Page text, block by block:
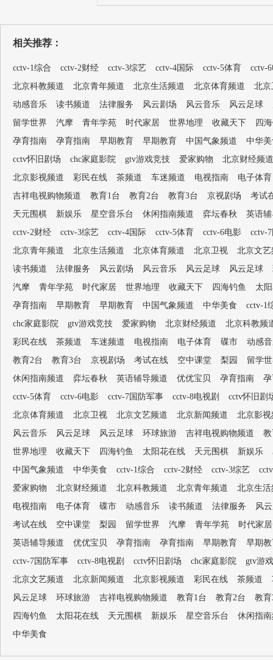
相关推荐：
cctv-1综合 cctv-2财经 cctv-3综艺 cctv-4国际 cctv-5体育
cctv-
北京科教频道
北京青年频道 北京生活频道 北京体育频道
北京
动感音乐
读书频道 法律服务 风云剧场 风云音乐 风云足球
留学世界
汽摩 青年学苑 时代家居 世界地理 收藏天下
四
孕育指南
孕育指南 早期教育 早期教育 中国气象频道
中华
cctv怀旧剧场
chc家庭影院 gtv游戏竞技 爱家购物
北京财经频道
北京影视频道
彩民在线 茶频道 车迷频道 电视指南
电子体育
吉祥电视购物频道
教育1台 教育2台 教育3台 京视剧场
考试
天元围棋
新娱乐 星空音乐台 休闲指南频道 弈坛春秋
英语
cctv-2财经
cctv-3综艺 cctv-4国际 cctv-5体育 cctv-6电影
cctv-
北京青年频道
北京生活频道 北京体育频道 北京卫视
北京文艺
读书频道
法律服务 风云剧场 风云音乐 风云足球 风云足球
汽摩
青年学苑 时代家居 世界地理 收藏天下 四海钓鱼
太
孕育指南
早期教育 早期教育 中国气象频道 中华美食
cctv-1
chc家庭影院
gtv游戏竞技 爱家购物 北京财经频道
北京科教频
彩民在线
茶频道 车迷频道 电视指南 电子体育 碟市
动感
教育2台
教育3台 京视剧场 考试在线 空中课堂 梨园
留学
休闲指南频道
弈坛春秋 英语辅导频道 优优宝贝 孕育指南
cctv-5体育
cctv-6电影 cctv-7国防军事 cctv-8电视剧
cctv怀旧剧
北京体育频道
北京卫视 北京文艺频道 北京新闻频道
北京影视
风云音乐
风云足球 风云足球 环球旅游 吉祥电视购物频道
世界地理
收藏天下 四海钓鱼 太阳花在线 天元围棋 新娱乐
中国气象频道
中华美食 cctv-1综合 cctv-2财经 cctv-3综艺
爱家购物
北京财经频道 北京科教频道 北京青年频道
北京生活
电视指南
电子体育 碟市 动感音乐 读书频道 法律服务
风
考试在线
空中课堂 梨园 留学世界 汽摩 青年学苑
时代家居
英语辅导频道
优优宝贝 孕育指南 孕育指南 早期教育
早期
cctv-7国防军事
cctv-8电视剧 cctv怀旧剧场 chc家庭影院
gtv游
北京文艺频道
北京新闻频道 北京影视频道 彩民在线 茶频道
风云足球
环球旅游 吉祥电视购物频道 教育1台 教育2台
教
四海钓鱼
太阳花在线 天元围棋 新娱乐 星空音乐台
休闲指
中华美食